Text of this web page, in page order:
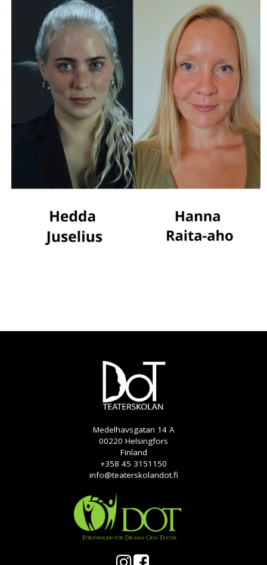
Medelhavsgatan 14 A
00220 Helsingfors
Finland
+358 45 3151150
info@teaterskolandot.fi